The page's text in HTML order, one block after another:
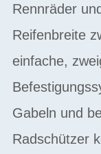
Rennräder
Reifenbreite
einfache,
Gabeln und
Radschützer